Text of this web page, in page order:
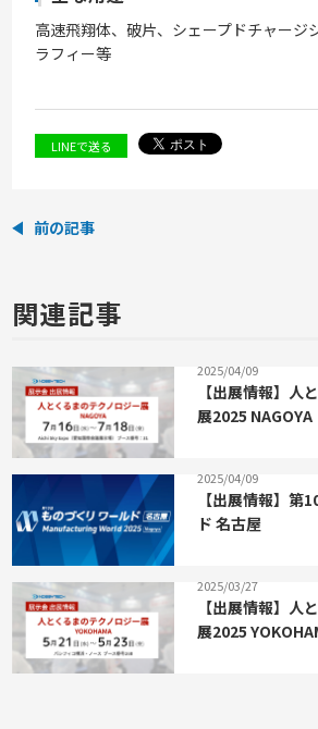
高速飛翔体、破片、シェープドチャージ
ラフィー等
LINEで送る
前の記事
関連記事
2025/04/09
【出展情報】人
展2025 NAGOYA
2025/04/09
【出展情報】第
ド 名古屋
2025/03/27
【出展情報】人
展2025